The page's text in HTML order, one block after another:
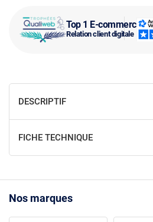
Top 1 E-commerce
Relation client digitale
DESCRIPTIF
FICHE TECHNIQUE
Nos marques